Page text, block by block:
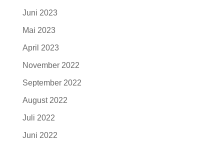
Juni 2023
Mai 2023
April 2023
November 2022
September 2022
August 2022
Juli 2022
Juni 2022